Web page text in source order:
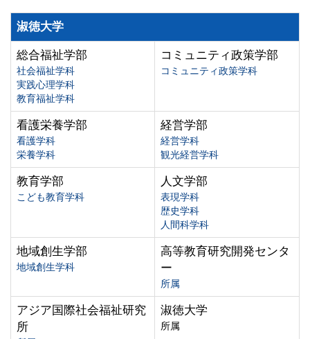
淑徳大学
総合福祉学部
社会福祉学科
実践心理学科
教育福祉学科
コミュニティ政策学部
コミュニティ政策学科
看護栄養学部
看護学科
栄養学科
経営学部
経営学科
観光経営学科
教育学部
こども教育学科
人文学部
表現学科
歴史学科
人間科学科
地域創生学部
地域創生学科
高等教育研究開発センタ
ー
所属
アジア国際社会福祉研究
所
淑徳大学
所属